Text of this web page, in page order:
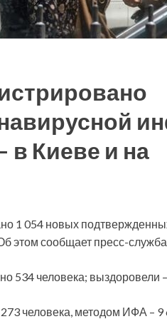
в Киеве и на
1 054 новых
этом сообщает пресс-
534 человека; выздоровели
человека, методом ИФА – 9